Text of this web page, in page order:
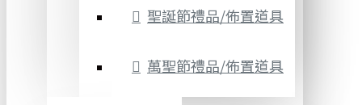
聖誕節禮品/佈置道具
萬聖節禮品/佈置道具